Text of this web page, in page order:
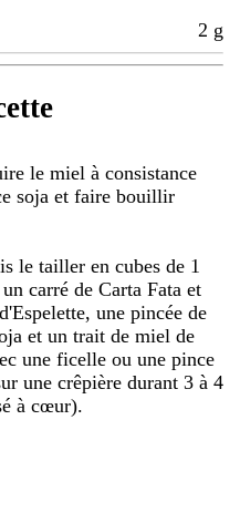
2 g
le miel à consistance
soja et faire bouillir
le tailler en cubes de 1
carré de Carta Fata et
une pincée de
et un trait de miel de
une ficelle ou une pince
une crêpière durant 3 à 4
à cœur).